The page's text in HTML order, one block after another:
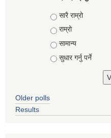
Choices
सारै राम्रो
राम्रो
सामान्य
सुधार गर्नु पर्ने
Older polls
Results